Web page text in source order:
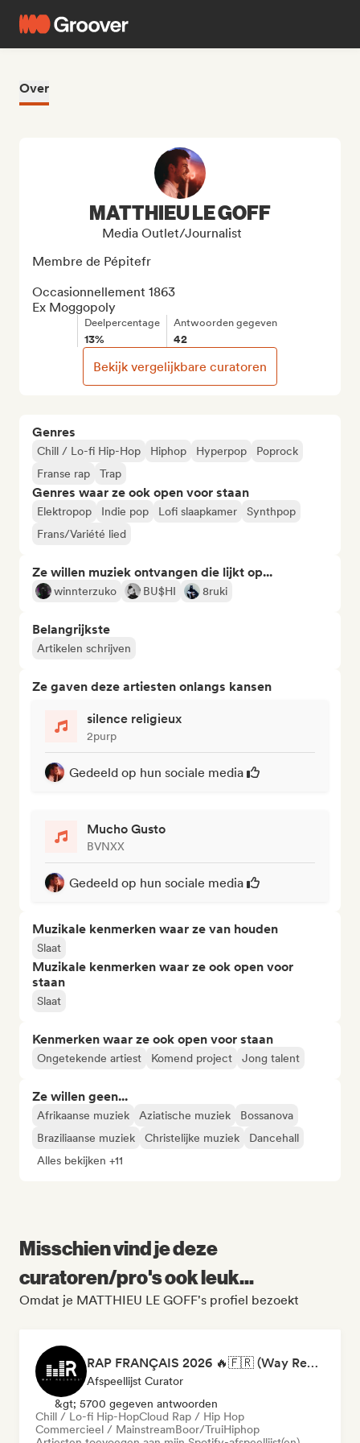
Over
Genres
Chill / Lo-fi Hip-Hop Hiphop Hyperpop
Poprock
Franse rap
Trap
Genres waar ze ook open voor staan
Elektropop Indie pop Lofi slaapkamer
Synthpop
Frans/Variété lied
Ze willen muziek ontvangen die lijkt op...
winnterzuko BU$HI 8ruki
Belangrijkste
Artikelen schrijven
Ze gaven deze artiesten onlangs kansen
silence religieux
2purp
Gedeeld op hun sociale media
Mucho Gusto
BVNXX
Gedeeld op hun sociale media
Muzikale kenmerken waar ze van houden
Slaat
Muzikale kenmerken waar ze ook open voor
staan
Slaat
Kenmerken waar ze ook open voor staan
Ongetekende artiest Komend project Jong talent
Ze willen geen...
Afrikaanse muziek Aziatische muziek
Bossanova
Braziliaanse muziek
Christelijke muziek
Dancehall
Alles bekijken +11
MATTHIEU LE GOFF
Media Outlet/Journalist
Membre de Pépitefr
Occasionnellement 1863
Ex Moggopoly
Deelpercentage
13%
Antwoorden gegeven
42
Bekijk vergelijkbare curatoren
Misschien vind je deze
curatoren/pro's ook leuk...
Omdat je MATTHIEU LE GOFF's profiel bezoekt
RAP FRANÇAIS 2026 🔥🇫🇷 (Way Records)
Afspeellijst Curator
&gt; 5700 gegeven antwoorden
Chill / Lo-fi Hip-HopCloud Rap / Hip Hop
Commercieel / MainstreamBoor/TruiHiphop